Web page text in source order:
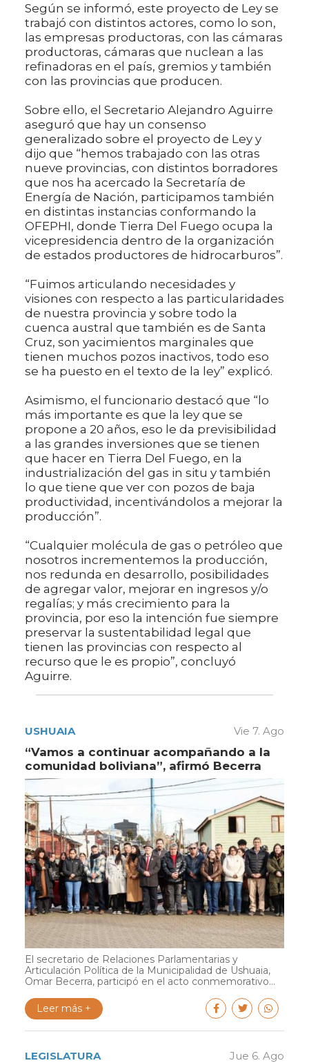
Según se informó, este proyecto de Ley se
trabajó con distintos actores, como lo son,
las empresas productoras, con las cámaras
productoras, cámaras que nuclean a las
refinadoras en el país, gremios y también
con las provincias que producen.
Sobre ello, el Secretario Alejandro Aguirre
aseguró que hay un consenso
generalizado sobre el proyecto de Ley y
dijo que “hemos trabajado con las otras
nueve provincias, con distintos borradores
que nos ha acercado la Secretaría de
Energía de Nación, participamos también
en distintas instancias conformando la
OFEPHI, donde Tierra Del Fuego ocupa la
vicepresidencia dentro de la organización
de estados productores de hidrocarburos”.
“Fuimos articulando necesidades y
visiones con respecto a las particularidades
de nuestra provincia y sobre todo la
cuenca austral que también es de Santa
Cruz, son yacimientos marginales que
tienen muchos pozos inactivos, todo eso
se ha puesto en el texto de la ley” explicó.
Asimismo, el funcionario destacó que “lo
más importante es que la ley que se
propone a 20 años, eso le da previsibilidad
a las grandes inversiones que se tienen
que hacer en Tierra Del Fuego, en la
industrialización del gas in situ y también
lo que tiene que ver con pozos de baja
productividad, incentivándolos a mejorar la
producción”.
“Cualquier molécula de gas o petróleo que
nosotros incrementemos la producción,
nos redunda en desarrollo, posibilidades
de agregar valor, mejorar en ingresos y/o
regalías; y más crecimiento para la
provincia, por eso la intención fue siempre
preservar la sustentabilidad legal que
tienen las provincias con respecto al
recurso que le es propio”, concluyó
Aguirre.
USHUAIA Vie 7. Ago
“Vamos a continuar acompañando a la
comunidad boliviana”, afirmó Becerra
El secretario de Relaciones Parlamentarias y
Articulación Política de la Municipalidad de Ushuaia,
Omar Becerra, participó en el acto conmemorativo...
Leer más +
LEGISLATURA Jue 6. Ago